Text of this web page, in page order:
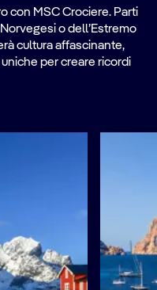
con MSC Crociere. Parti
o dell’Estremo
cultura affascinante,
per creare ricordi